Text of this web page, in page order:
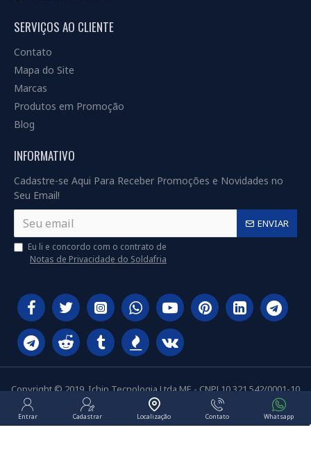
SERVIÇOS AO CLIENTE
Contato
Mapa do Site
Marcas
Produtos em Promoção
Blog
INFORMATIVO
Cadastre-se Aqui Para Receber Promoções e Novidades no
Seu Email!
ENVIAR
Eu li e concordo com o contrato de
Notas de Privacidade do Soldafria
Copyright © 2019, Ichip Tecnologia Ltda ME - CNPJ 10.321.542/0001-10
Entrar Cadastrar Localização Contato Whatsapp